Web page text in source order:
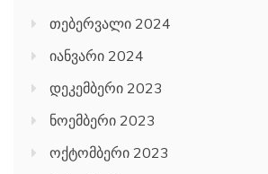
თებერვალი 2024
იანვარი 2024
დეკემბერი 2023
ნოემბერი 2023
ოქტომბერი 2023